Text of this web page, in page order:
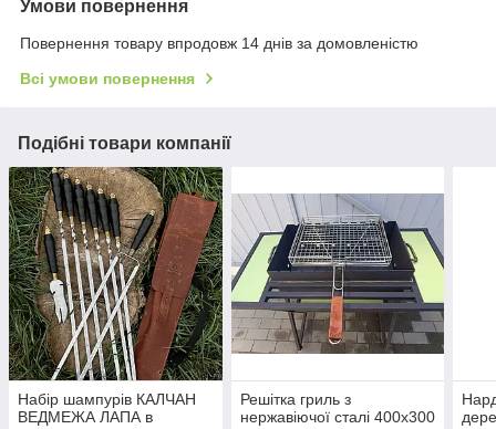
Умови повернення
Повернення товару впродовж 14 днів за домовленістю
Всі умови повернення
Подібні товари компанії
Набір шампурів КАЛЧАН
ВЕДМЕЖА ЛАПА в
Решітка гриль з
нержавіючої сталі 400х300